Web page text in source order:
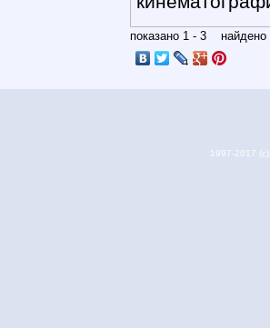
показано 1 - 3 найдено
1997-2017